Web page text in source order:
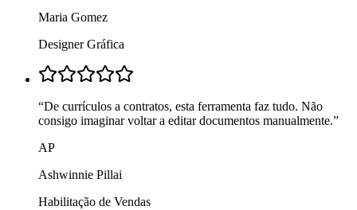
Maria Gomez
Designer Gráfica
“De currículos a contratos, esta ferramenta faz tudo. Não
consigo imaginar voltar a editar documentos manualmente.”
AP
Ashwinnie Pillai
Habilitação de Vendas